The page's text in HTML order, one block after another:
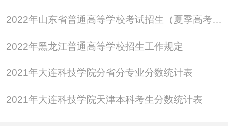
（四）符合下列条件的考生，可以报名参加普通高等
学校招生体育或艺术类专业考试：
2.具有一定体育或艺术特长。
（五）符合我省2022年高考报名条件的考生，可以申
2022年山东省普通高等学校考试招生（夏季高考）工作实施办法
2022年黑龙江普通高等学校招生工作规定
2021年大连科技学院分省分专业分数统计表
2021年大连科技学院天津本科考生分数统计表